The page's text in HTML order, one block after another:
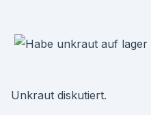
Unkraut diskutiert.